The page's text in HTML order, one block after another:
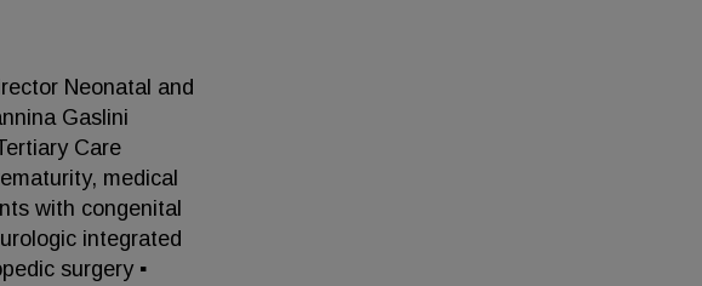
Neonatal and
Gaslini
Care
medical
with congenital
integrated
surgery ▪